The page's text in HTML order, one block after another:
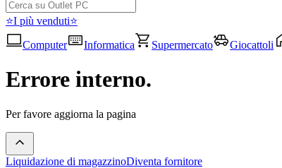
⭐I più venduti⭐
Computer
Informatica Supermercato Giocattoli
Errore interno.
Per favore aggiorna la pagina
Liquidazione di magazzinoDiventa fornitore